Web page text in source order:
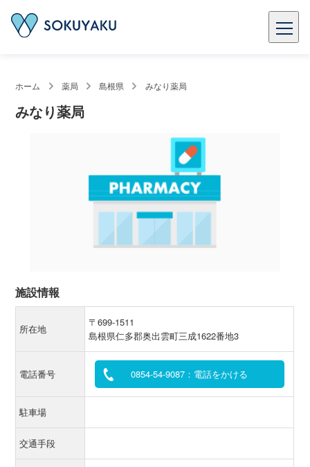
ホーム 薬局 島根県 みなり薬局
みなり薬局
施設情報
所在地
〒699-1511
島根県仁多郡奥出雲町三成1622番地3
電話番号 0854-54-9087：電話をかける
駐車場
交通手段